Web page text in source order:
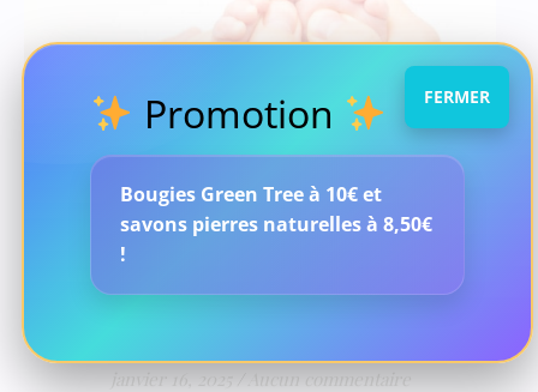
La Réflexologie : pratique
janvier 16, 2025 / Aucun commentaire
Promotion
Bougies Green Tree à 10€ et
savons pierres naturelles à 8,50€
!
FERMER